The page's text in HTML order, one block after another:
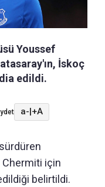
Youssef
İskoç
edildi.
a- +A
Chermiti için
belirtildi.